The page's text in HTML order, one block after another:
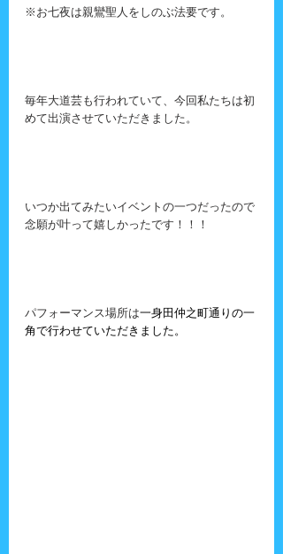
※お七夜は親鸞聖人をしのぶ法要です。
毎年大道芸も行われていて、今回私たちは初
めて出演させていただきました。
いつか出てみたいイベントの一つだったので
念願が叶って嬉しかったです！！！
パフォーマンス場所は一身田仲之町通りの一
角で行わせていただきました。